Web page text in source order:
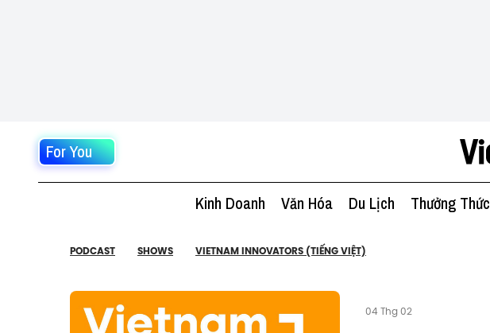
For You
Kinh Doanh Văn Hóa Du Lịch Thưởng Thức
PODCAST SHOWS VIETNAM INNOVATORS (TIẾNG VIỆT)
04 Thg 02